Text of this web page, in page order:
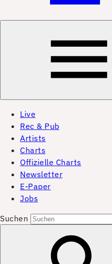
Live
Rec & Pub
Artists
Charts
Offizielle Charts
Newsletter
E-Paper
Jobs
Suchen